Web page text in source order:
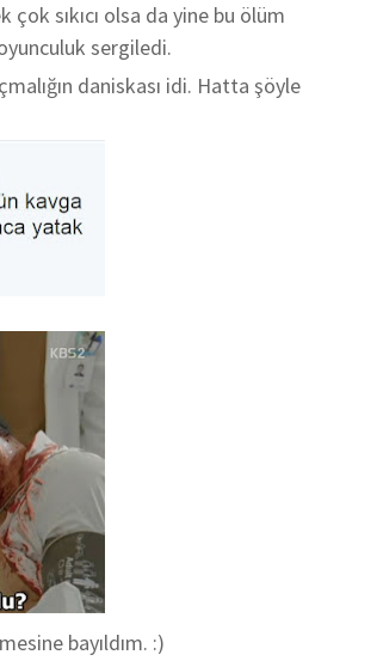
sıkıcı olsa da yine bu ölüm
sergiledi.
daniskası idi. Hatta şöyle
bayıldım. :)